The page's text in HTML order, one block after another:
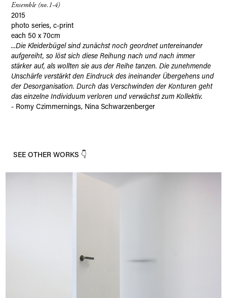
Ensemble (no.1-4)
2015
photo series, c-print
each 50 x 70cm
...Die Kleiderbügel sind zunächst noch geordnet untereinander
aufgereiht, so löst sich diese Reihung nach und nach immer
stärker auf, als wollten sie aus der Reihe tanzen. Die zunehmende
Unschärfe ver­stärkt den Eindruck des ineinander Übergehens und
der Des­organisation. Durch das Verschwinden der Konturen geht
das einzelne Individuum verloren und verwächst zum Kollektiv.
- Romy Czimmernings, Nina Schwarzenberger
SEE OTHER WORKS 👇